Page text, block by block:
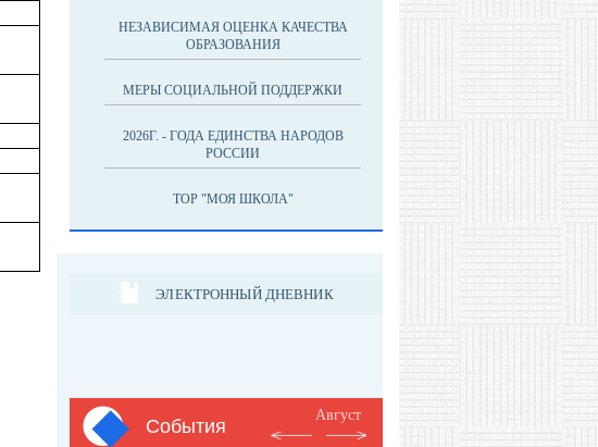
НЕЗАВИСИМАЯ ОЦЕНКА КАЧЕСТВА
ОБРАЗОВАНИЯ
МЕРЫ СОЦИАЛЬНОЙ ПОДДЕРЖКИ
2026Г. - ГОДА ЕДИНСТВА НАРОДОВ
РОССИИ
ТОР "МОЯ ШКОЛА"
ЭЛЕКТРОННЫЙ ДНЕВНИК
События
Август